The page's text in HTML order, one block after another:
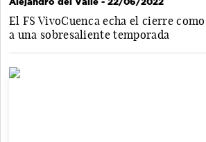
El FS VivoCuenca echa el cierre
a una sobresaliente temporada